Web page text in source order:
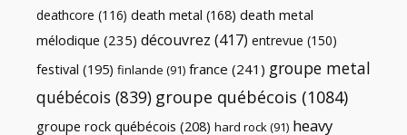
deathcore (116) death metal (168) death metal
mélodique (235) découvrez (417) entrevue (150)
festival (195) finlande (91) france (241) groupe metal
québécois (839) groupe québécois (1084)
groupe rock québécois (208) hard rock(91) heavy